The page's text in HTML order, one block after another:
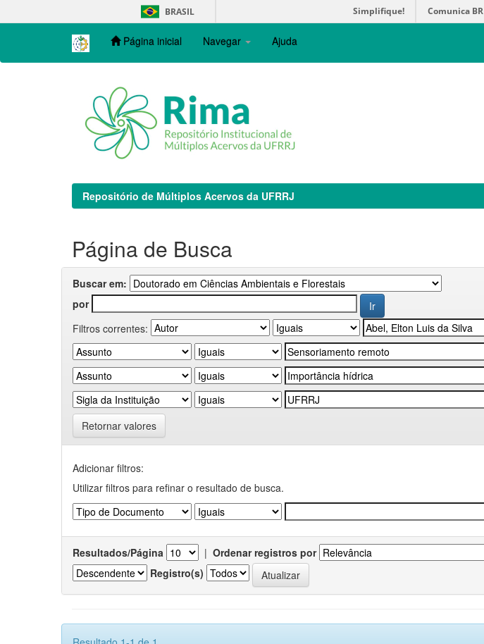
navigation
BRASIL Simplifique! Comunica BR
Página inicial Navegar Ajuda
Repositório de Múltiplos Acervos da UFRRJ
Página de Busca
Buscar em:
por
Filtros correntes:
Retornar valores
Adicionar filtros:
Utilizar filtros para refinar o resultado de busca.
Resultados/Página | Ordenar registros por
Registro(s)